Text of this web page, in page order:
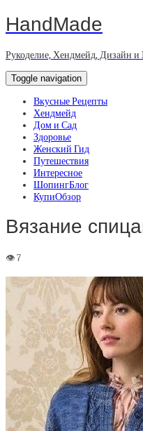
HandMade
Рукоделие, Хендмейд, Дизайн и
Toggle navigation
Вкусные Рецепты
Хендмейд
Дом и Сад
Здоровье
Женский Гид
Путешествия
Интересное
ШопингБлог
КупиОбзор
Вязание